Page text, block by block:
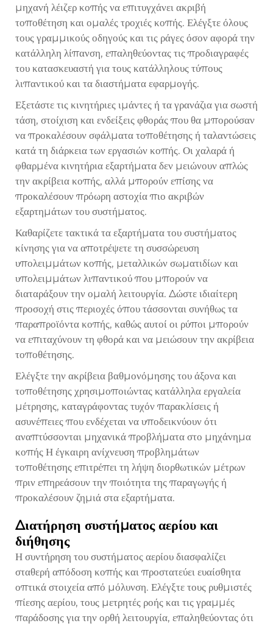
μηχανή λέιζερ κοπής να επιτυγχάνει ακριβή
τοποθέτηση και ομαλές τροχιές κοπής. Ελέγξτε όλους
τους γραμμικούς οδηγούς και τις ράγες όσον αφορά την
κατάλληλη λίπανση, επαληθεύοντας τις προδιαγραφές
του κατασκευαστή για τους κατάλληλους τύπους
λιπαντικού και τα διαστήματα εφαρμογής.
Εξετάστε τις κινητήριες ιμάντες ή τα γρανάζια για σωστή
τάση, στοίχιση και ενδείξεις φθοράς που θα μπορούσαν
να προκαλέσουν σφάλματα τοποθέτησης ή ταλαντώσεις
κατά τη διάρκεια των εργασιών κοπής. Οι χαλαρά ή
φθαρμένα κινητήρια εξαρτήματα δεν μειώνουν απλώς
την ακρίβεια κοπής, αλλά μπορούν επίσης να
προκαλέσουν πρόωρη αστοχία πιο ακριβών
εξαρτημάτων του συστήματος.
Καθαρίζετε τακτικά τα εξαρτήματα του συστήματος
κίνησης για να αποτρέψετε τη συσσώρευση
υπολειμμάτων κοπής, μεταλλικών σωματιδίων και
υπολειμμάτων λιπαντικού που μπορούν να
διαταράξουν την ομαλή λειτουργία. Δώστε ιδιαίτερη
προσοχή στις περιοχές όπου τάσσονται συνήθως τα
παραπροϊόντα κοπής, καθώς αυτοί οι ρύποι μπορούν
να επιταχύνουν τη φθορά και να μειώσουν την ακρίβεια
τοποθέτησης.
Ελέγξτε την ακρίβεια βαθμονόμησης του άξονα και
τοποθέτησης χρησιμοποιώντας κατάλληλα εργαλεία
μέτρησης, καταγράφοντας τυχόν παρακλίσεις ή
ασυνέπειες που ενδέχεται να υποδεικνύουν ότι
αναπτύσσονται μηχανικά προβλήματα στο μηχάνημα
κοπής Η έγκαιρη ανίχνευση προβλημάτων
τοποθέτησης επιτρέπει τη λήψη διορθωτικών μέτρων
πριν επηρεάσουν την ποιότητα της παραγωγής ή
προκαλέσουν ζημιά στα εξαρτήματα.
Διατήρηση συστήματος αερίου και
διήθησης
Η συντήρηση του συστήματος αερίου διασφαλίζει
σταθερή απόδοση κοπής και προστατεύει ευαίσθητα
οπτικά στοιχεία από μόλυνση. Ελέγξτε τους ρυθμιστές
πίεσης αερίου, τους μετρητές ροής και τις γραμμές
παράδοσης για την ορθή λειτουργία, επαληθεύοντας ότι